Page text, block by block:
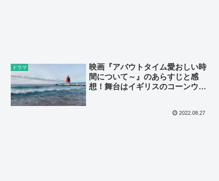
ドラマ
映画『アバウトタイム愛おしい時
間について～』のあらすじと感
想！舞台はイギリスのコーンウォ
2022.08.27